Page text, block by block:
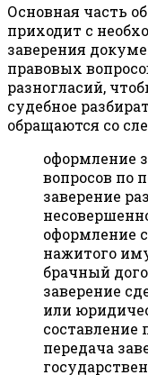
Основная часть
приходит с
заверения
правовых
разногласий,
судебное
обращаются со
оформление
вопросов по
заверение
оформление
нажитого
брачный
заверение
или
составление
передача